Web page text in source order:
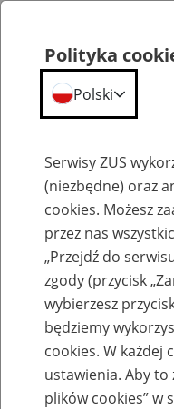
Szkolenia
Zaproś ZUS do
eZUS w
Polityka
Polski
Serwisy ZUS
(niezbędne) oraz
cookies. Możesz
przez nas
„Przejdź do
zgody (przycisk
wybierzesz
będziemy
cookies. W każdej
ustawienia. Aby to
plików cookies” w